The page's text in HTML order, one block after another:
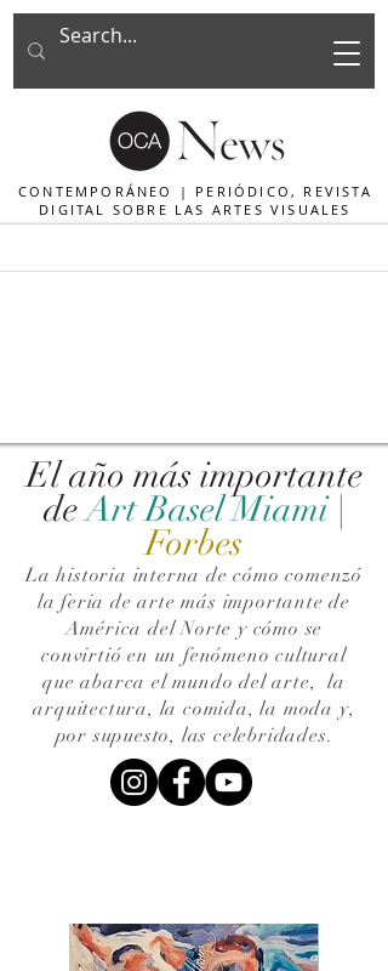
CONTEMPORÁNEO | PERIÓDICO, REVISTA
DIGITAL SOBRE LAS ARTES VISUALES
El año más importante
de Art Basel Miami |
Forbes
La historia interna de cómo comenzó
la feria de arte más importante de
América del Norte y cómo se
convirtió en un fenómeno cultural
que abarca el mundo del arte,la
arquitectura, la comida, la moda y,
por supuesto, las celebridades.